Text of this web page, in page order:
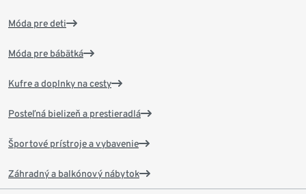
Móda pre deti
Móda pre bábätká
Kufre a doplnky na cesty
Posteľná bielizeň a prestieradlá
Športové prístroje a vybavenie
Záhradný a balkónový nábytok